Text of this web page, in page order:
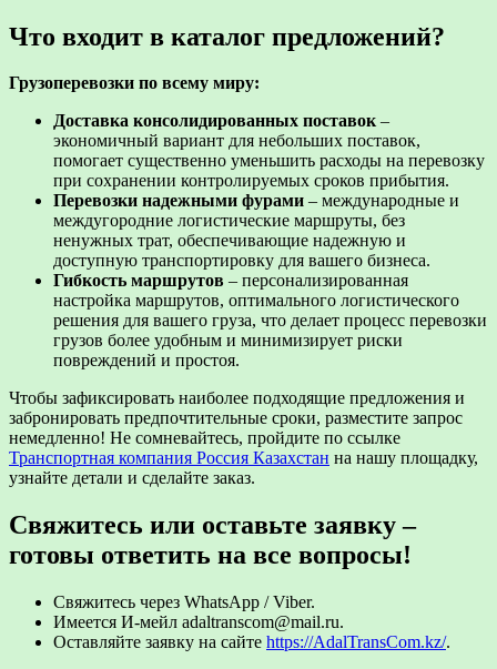
Что входит в каталог предложений?
Грузоперевозки по всему миру:
Доставка консолидированных поставок–
экономичный вариант для небольших поставок,
помогает существенно уменьшить расходы на перевозку
при сохранении контролируемых сроков прибытия.
Перевозки надежными фурами – международные и
междугородние логистические маршруты, без
ненужных трат, обеспечивающие надежную и
доступную транспортировку для вашего бизнеса.
Гибкость маршрутов – персонализированная
настройка маршрутов, оптимального логистического
решения для вашего груза, что делает процесс перевозки
грузов более удобным и минимизирует риски
повреждений и простоя.
Чтобы зафиксировать наиболее подходящие предложения и
забронировать предпочтительные сроки, разместите запрос
немедленно! Не сомневайтесь, пройдите по ссылке
Транспортная компания Россия Казахстан на нашу площадку,
узнайте детали и сделайте заказ.
Свяжитесь или оставьте заявку –
готовы ответить на все вопросы!
Свяжитесь через WhatsApp / Viber.
Имеется И-мейл adaltranscom@mail.ru.
Оставляйте заявку на сайте https://AdalTransCom.kz/.